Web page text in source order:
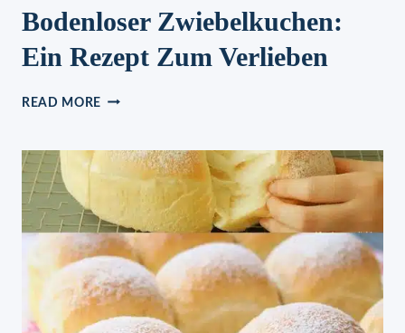
Bodenloser Zwiebelkuchen:
Ein Rezept Zum Verlieben
READ MORE BODENLOSER
REZEPT
VERLIEBEN